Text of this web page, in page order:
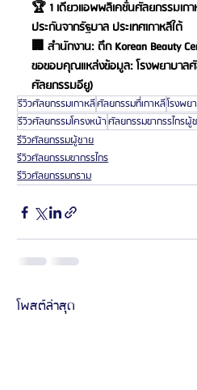
🏆 1 เดียวแอพพลิเคชั่นศัลยกรรมเก
ประกันจากรัฐบาล ประเทศเกาหลีใต้
🏢 สำนักงาน: ตึก Korean Beauty
ขอขอบคุณแหล่งข้อมูล: โรงพยาบาล
ศัลยกรรมอียู)
รีวิวศัลยกรรมเกาหลีศัลยกรรมที่เกาหลีโรงพ
รีวิวศัลยกรรมโครงหน้าศัลยกรรมขากรรไกรผู้
รีวิวศัลยกรรมผู้ชาย
รีวิวศัลยกรรมขากรรไกร
รีวิวศัลยกรรมกราม
โพสต์ล่าสุด